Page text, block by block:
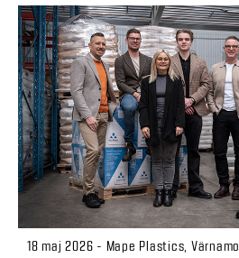
18 maj 2026 - Mape Plastics, Värnamo